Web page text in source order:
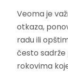
Veoma je
otkaza,
radu ili
često
rokovima